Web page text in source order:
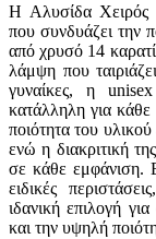
Η Αλυσίδα Χειρός
που συνδυάζει την
από χρυσό 14
λάμψη που
γυναίκες, η
κατάλληλη για
ποιότητα του
ενώ η διακριτική
σε κάθε εμφάνιση.
ειδικές
ιδανική επιλογή
και την υψηλή